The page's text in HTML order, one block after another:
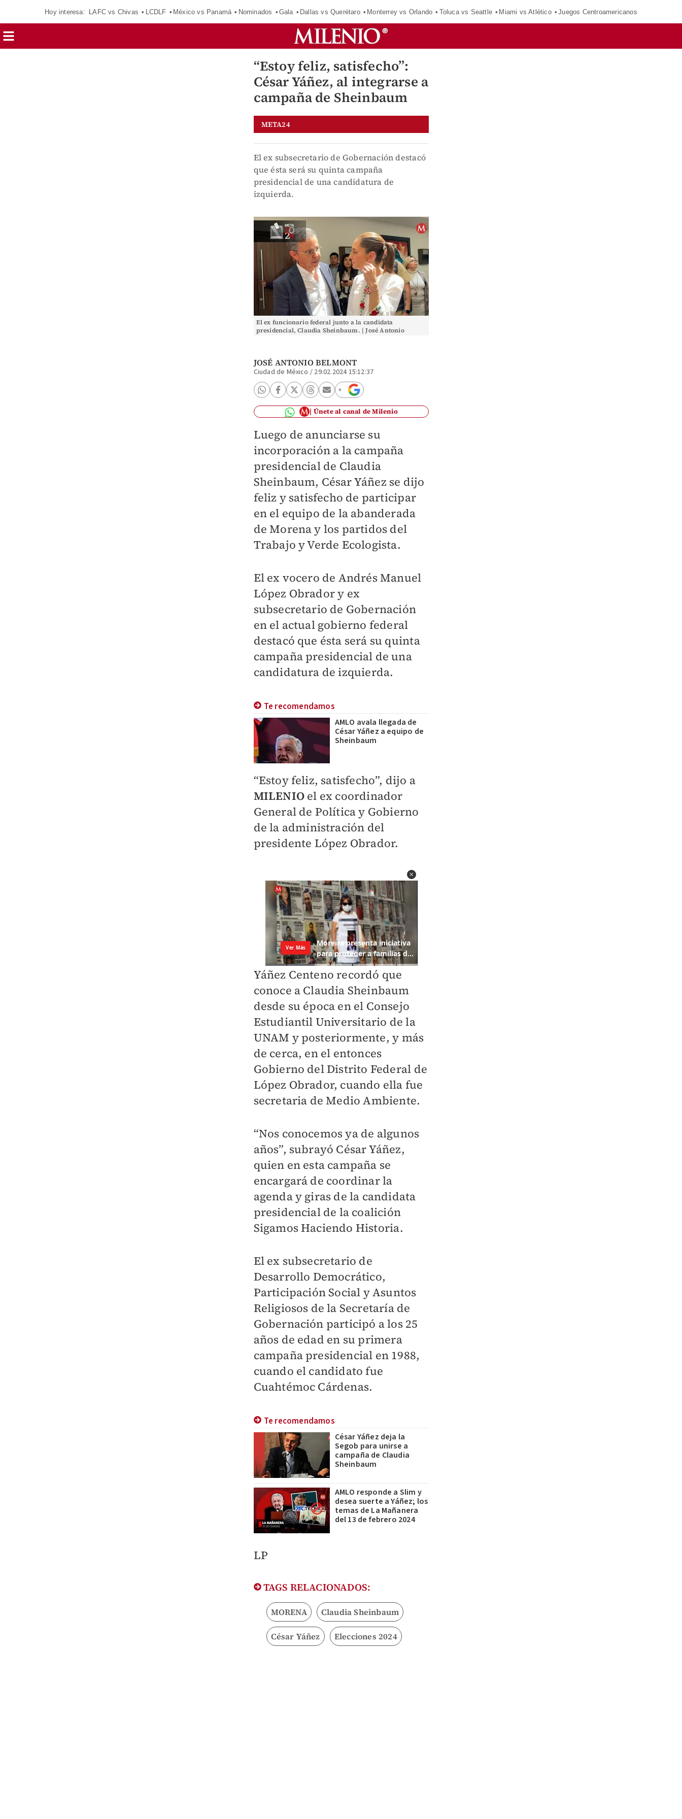
Hoy interesa: LAFC vs Chivas LCDLF México vs Panamá Nominados Gala Dallas vs Querétaro Monterrey vs Orlando Toluca vs Seattle Miami vs Atlético Juegos Centroamericanos
“Estoy feliz, satisfecho”:
César Yáñez, al integrarse a
campaña de Sheinbaum
META24
El ex subsecretario de Gobernación destacó
que ésta será su quinta campaña
presidencial de una candidatura de
izquierda.
El ex funcionario federal junto a la candidata
presidencial, Claudia Sheinbaum. | José Antonio
JOSÉ ANTONIO BELMONT
Ciudad de México / 29.02.2024 15:12:37
Únete al canal de Milenio
Luego de anunciarse su
incorporación a la campaña
presidencial de Claudia
Sheinbaum, César Yáñez se dijo
feliz y satisfecho de participar
en el equipo de la abanderada
de Morena y los partidos del
Trabajo y Verde Ecologista.
El ex vocero de Andrés Manuel
López Obrador y ex
subsecretario de Gobernación
en el actual gobierno federal
destacó que ésta será su quinta
campaña presidencial de una
candidatura de izquierda.
Te recomendamos
AMLO avala llegada de
César Yáñez a equipo de
Sheinbaum
“Estoy feliz, satisfecho”, dijo a
MILENIOel ex coordinador
General de Política y Gobierno
de la administración del
presidente López Obrador.
Yáñez Centeno recordó que
conoce a Claudia Sheinbaum
desde su época en el Consejo
Estudiantil Universitario de la
UNAM y posteriormente, y más
de cerca, en el entonces
Gobierno del Distrito Federal de
López Obrador, cuando ella fue
secretaria de Medio Ambiente.
“Nos conocemos ya de algunos
años”, subrayó César Yáñez,
quien en esta campaña se
encargará de coordinar la
agenda y giras de la candidata
presidencial de la coalición
Sigamos Haciendo Historia.
El ex subsecretario de
Desarrollo Democrático,
Participación Social y Asuntos
Religiosos de la Secretaría de
Gobernación participó a los 25
años de edad en su primera
campaña presidencial en 1988,
cuando el candidato fue
Cuahtémoc Cárdenas.
Te recomendamos
César Yáñez deja la
Segob para unirse a
campaña de Claudia
Sheinbaum
AMLO responde a Slim y
desea suerte a Yáñez; los
temas de La Mañanera
del 13 de febrero 2024
LP
TAGS RELACIONADOS:
MORENA Claudia Sheinbaum
César Yáñez Elecciones 2024